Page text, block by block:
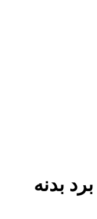
برد بدنه